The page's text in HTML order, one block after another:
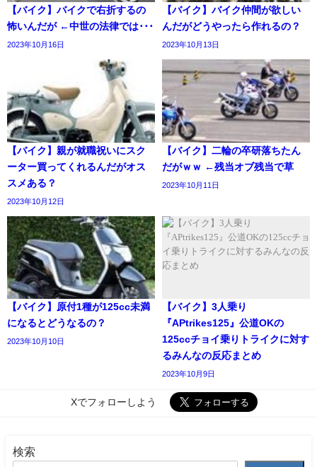
【バイク】バイクで右折するの
怖いんだが ←中世の法律では･･･
2023年10月16日
【バイク】バイク仲間が欲しい
んだがどうやったら作れるの？
2023年10月13日
【バイク】親が就職祝いにスク
ーター買ってくれるんだがオス
スメある？
2023年10月12日
【バイク】二輪の卒研落ちたん
だがｗｗ ←残当オブ残当で草
2023年10月11日
【バイク】原付1種が125cc未満
になるとどうなるの？
2023年10月10日
【バイク】3人乗り
『APtrikes125』公道OKの
125ccチョイ乗りトライクに対す
るみんなの反応まとめ
2023年10月9日
Xでフォローしよう
検索